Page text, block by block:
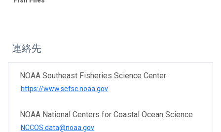
連絡先
NOAA Southeast Fisheries Science Center
https://www.sefsc.noaa.gov
NOAA National Centers for Coastal Ocean Science
NCCOS.data@noaa.gov